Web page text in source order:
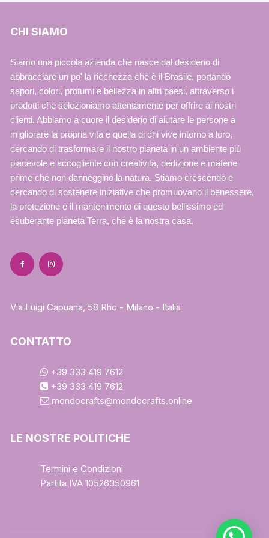
CHI SIAMO
Siamo una piccola azienda che nasce dal desiderio di
abbracciare un po' la ricchezza che è il Brasile, portando
sapori, colori, profumi e bellezza in altri paesi, attraverso i
prodotti che selezioniamo attentamente per offrire ai nostri
clienti. Abbiamo a cuore il desiderio di aiutare le persone a
migliorare la propria vita e quella di chi vive intorno a loro,
cercando di trasformare il nostro pianeta in un ambiente più
piacevole e accogliente con creatività, dedizione e materie
prime che non danneggino la natura. Stiamo crescendo e
cercando di sostenere iniziative che promuovano il benessere,
la protezione e il mantenimento di questo bellissimo ed
esuberante pianeta Terra, che è la nostra casa.
Via Luigi Capuana, 58 Rho - Milano - Italia
CONTATTO
+39 333 419 7612
+39 333 419 7612
mondocrafts@mondocrafts.online
LE NOSTRE POLITICHE
Termini e Condizioni
Partita IVA 10526350961